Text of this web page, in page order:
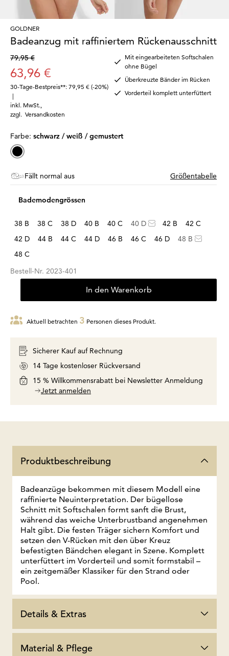
GOLDNER
Badeanzug mit raffiniertem Rückenausschnitt
79,95 €
63,96 €
30-Tage-Bestpreis**: 79,95 € (-20%)
|
inkl. MwSt.
zzgl. Versandkosten
Mit eingearbeiteten Softschalen
ohne Bügel
Überkreuzte Bänder im Rücken
Vorderteil komplett unterfüttert
Farbe: schwarz / weiß / gemustert
Fällt normal aus Größentabelle
Bademodengrössen
38 B 38 C 38 D 40 B 40 C 40 D 42 B
42 C
42 D
44 B 44 C 44 D 46 B 46 C 46 D
48 B
48 C
Bestell-Nr. 2023-401
In den Warenkorb
Aktuell betrachten 3 Personen dieses Produkt.
Sicherer Kauf auf Rechnung
14 Tage kostenloser Rückversand
15 % Willkommensrabatt bei Newsletter Anmeldung
Jetzt anmelden
Produktbeschreibung
Badeanzüge bekommen mit diesem Modell eine
raffinierte Neuinterpretation. Der bügellose
Schnitt mit Softschalen formt sanft die Brust,
während das weiche Unterbrustband angenehmen
Halt gibt. Die festen Träger sichern Komfort und
setzen den V-Rücken mit den über Kreuz
befestigten Bändchen elegant in Szene. Komplett
unterfüttert im Vorderteil und somit formstabil –
ein zeitgemäßer Klassiker für den Strand oder
Pool.
Details & Extras
Material & Pflege